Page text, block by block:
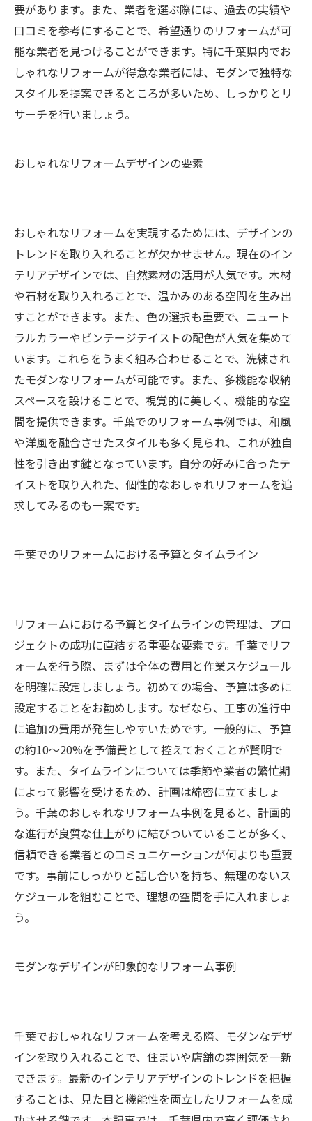
要があります。また、業者を選ぶ際には、過去の実績や
口コミを参考にすることで、希望通りのリフォームが可
能な業者を見つけることができます。特に千葉県内でお
しゃれなリフォームが得意な業者には、モダンで独特な
スタイルを提案できるところが多いため、しっかりとリ
サーチを行いましょう。
おしゃれなリフォームデザインの要素
おしゃれなリフォームを実現するためには、デザインの
トレンドを取り入れることが欠かせません。現在のイン
テリアデザインでは、自然素材の活用が人気です。木材
や石材を取り入れることで、温かみのある空間を生み出
すことができます。また、色の選択も重要で、ニュート
ラルカラーやビンテージテイストの配色が人気を集めて
います。これらをうまく組み合わせることで、洗練され
たモダンなリフォームが可能です。また、多機能な収納
スペースを設けることで、視覚的に美しく、機能的な空
間を提供できます。千葉でのリフォーム事例では、和風
や洋風を融合させたスタイルも多く見られ、これが独自
性を引き出す鍵となっています。自分の好みに合ったテ
イストを取り入れた、個性的なおしゃれリフォームを追
求してみるのも一案です。
千葉でのリフォームにおける予算とタイムライン
リフォームにおける予算とタイムラインの管理は、プロ
ジェクトの成功に直結する重要な要素です。千葉でリフ
ォームを行う際、まずは全体の費用と作業スケジュール
を明確に設定しましょう。初めての場合、予算は多めに
設定することをお勧めします。なぜなら、工事の進行中
に追加の費用が発生しやすいためです。一般的に、予算
の約10〜20%を予備費として控えておくことが賢明で
す。また、タイムラインについては季節や業者の繁忙期
によって影響を受けるため、計画は綿密に立てましょ
う。千葉のおしゃれなリフォーム事例を見ると、計画的
な進行が良質な仕上がりに結びついていることが多く、
信頼できる業者とのコミュニケーションが何よりも重要
です。事前にしっかりと話し合いを持ち、無理のないス
ケジュールを組むことで、理想の空間を手に入れましょ
う。
モダンなデザインが印象的なリフォーム事例
千葉でおしゃれなリフォームを考える際、モダンなデザ
インを取り入れることで、住まいや店舗の雰囲気を一新
できます。最新のインテリアデザインのトレンドを把握
することは、見た目と機能性を両立したリフォームを成